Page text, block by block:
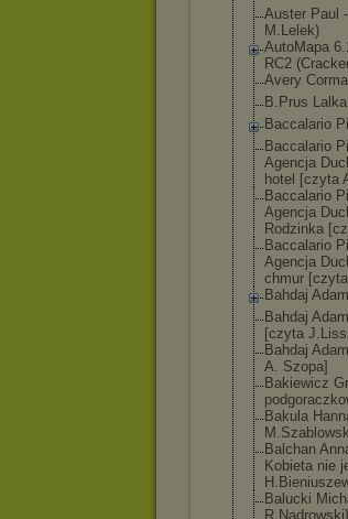
Auster Paul
M.Lelek)
AutoMapa
RC2
Avery
B.Prus Lalka
Baccalario
Baccalario
Agencja
hotel [czyta
Baccalario
Agencja
Rodzinka
Baccalario
Agencja
chmur
Bahdaj Adam
Bahdaj
[czyta
Bahdaj
A. Szopa]
Bakiewicz
Bakula
Balchan
Kobieta nie
Balucki
R.Nadrowski]